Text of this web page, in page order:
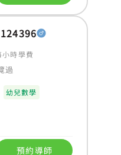
小時學費
過
幼兒數學
預約導師